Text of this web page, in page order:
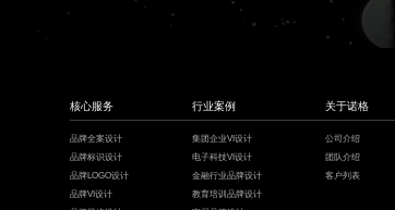
核心服务
品牌全案设计
品牌标识设计
品牌LOGO设计
品牌VI设计
行业案例
集团企业VI设计
电子科技VI设计
金融行业品牌设计
教育培训品牌设计
关于诺格
公司介绍
团队介绍
客户列表